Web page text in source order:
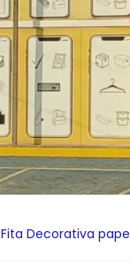
Fita Decorativa